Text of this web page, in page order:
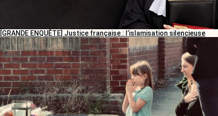
[GRANDE ENQUÊTE] Justice française : l’islamisation silencieuse